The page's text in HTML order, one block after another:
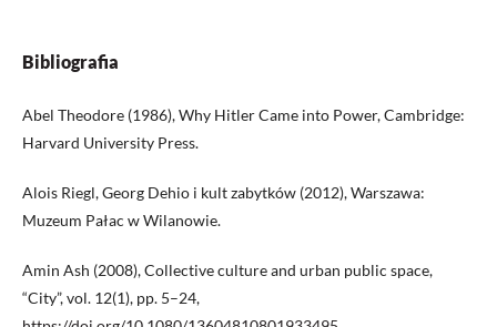
Bibliografia
Abel Theodore (1986), Why Hitler Came into Power, Cambridge:
Harvard University Press.
Alois Riegl, Georg Dehio i kult zabytków (2012), Warszawa:
Muzeum Pałac w Wilanowie.
Amin Ash (2008), Collective culture and urban public space,
“City”, vol. 12(1), pp. 5–24,